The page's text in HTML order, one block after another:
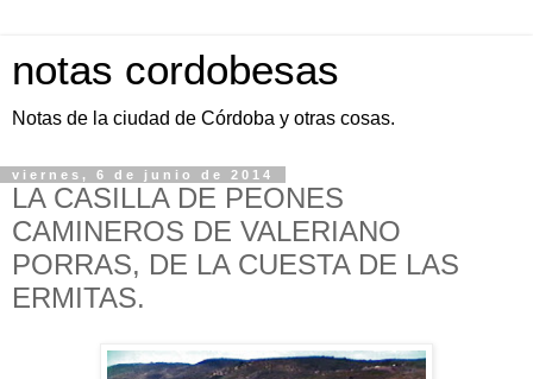
notas cordobesas
Notas de la ciudad de Córdoba y otras cosas.
viernes, 6 de junio de 2014
LA CASILLA DE PEONES
CAMINEROS DE VALERIANO
PORRAS, DE LA CUESTA DE LAS
ERMITAS.